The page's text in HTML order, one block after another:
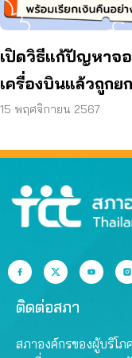
เปิดวิธีแก้ปัญหาจ
เครื่องบินแล้วถูกย
พร้อมขอเงินคืนอย่า
15 พฤศจิกายน 2567
ติดต่อสภา
สภาองค์กรของผู้บริโภ